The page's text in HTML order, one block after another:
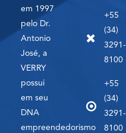
em 1997
pelo Dr.
Antonio
José, a
VERRY
possui
em seu
DNA
empreendedorismo
+55
(34)
3291-
8100
+55
(34)
3291-
8100